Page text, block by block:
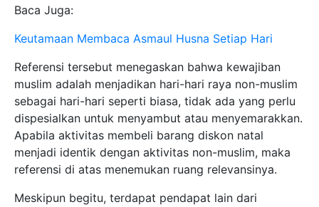
Baca Juga:
Keutamaan Membaca Asmaul Husna Setiap Hari
Referensi tersebut menegaskan bahwa kewajiban
muslim adalah menjadikan hari-hari raya non-muslim
sebagai hari-hari seperti biasa, tidak ada yang perlu
dispesialkan untuk menyambut atau menyemarakkan.
Apabila aktivitas membeli barang diskon natal
menjadi identik dengan aktivitas non-muslim, maka
referensi di atas menemukan ruang relevansinya.
Meskipun begitu, terdapat pendapat lain dari